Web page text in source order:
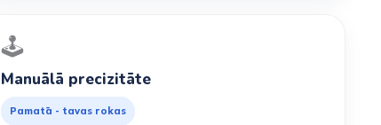
🕹️
Manuālā precizitāte
Pamatā - tavas rokas